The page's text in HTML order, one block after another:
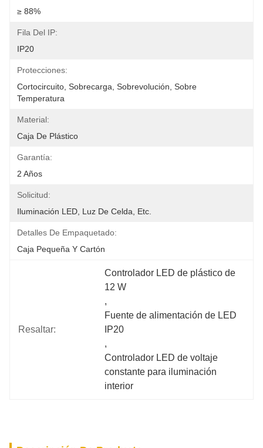
≥ 88%
Fila Del IP:
IP20
Protecciones:
Cortocircuito, Sobrecarga, Sobrevolución, Sobre
Temperatura
Material:
Caja De Plástico
Garantía:
2 Años
Solicitud:
Iluminación LED, Luz De Celda, Etc.
Detalles De Empaquetado:
Caja Pequeña Y Cartón
Resaltar:
Controlador LED de plástico de
12 W
,
Fuente de alimentación de LED
IP20
,
Controlador LED de voltaje
constante para iluminación
interior